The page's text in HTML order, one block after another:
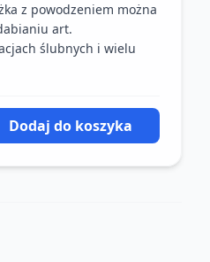
z powodzeniem można
art.
ślubnych i wielu
Dodaj do koszyka